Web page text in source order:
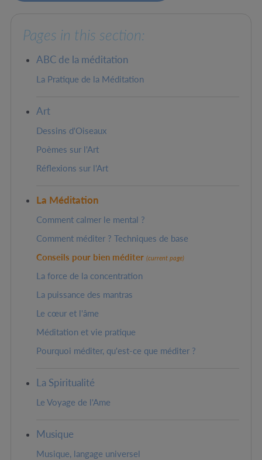
Pages in this section:
ABC de la méditation
La Pratique de la Méditation
Art
Dessins d'Oiseaux
Poèmes sur l'Art
Réflexions sur l'Art
La Méditation
Comment calmer le mental ?
Comment méditer ? Techniques de base
Conseils pour bien méditer (current page)
La force de la concentration
La puissance des mantras
Le cœur et l'âme
Méditation et vie pratique
Pourquoi méditer, qu'est-ce que méditer ?
La Spiritualité
Le Voyage de l'Ame
Musique
Musique, langage universel